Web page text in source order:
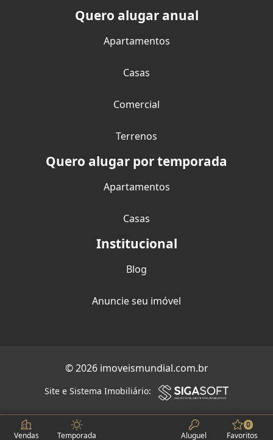
Quero alugar anual
Apartamentos
Casas
Comercial
Terrenos
Quero alugar por temporada
Apartamentos
Casas
Institucional
Blog
Anuncie seu imóvel
© 2026 imoveismundial.com.br
Site e Sistema Imobiliário:
Vendas Temporada Aluguel
0
Favoritos